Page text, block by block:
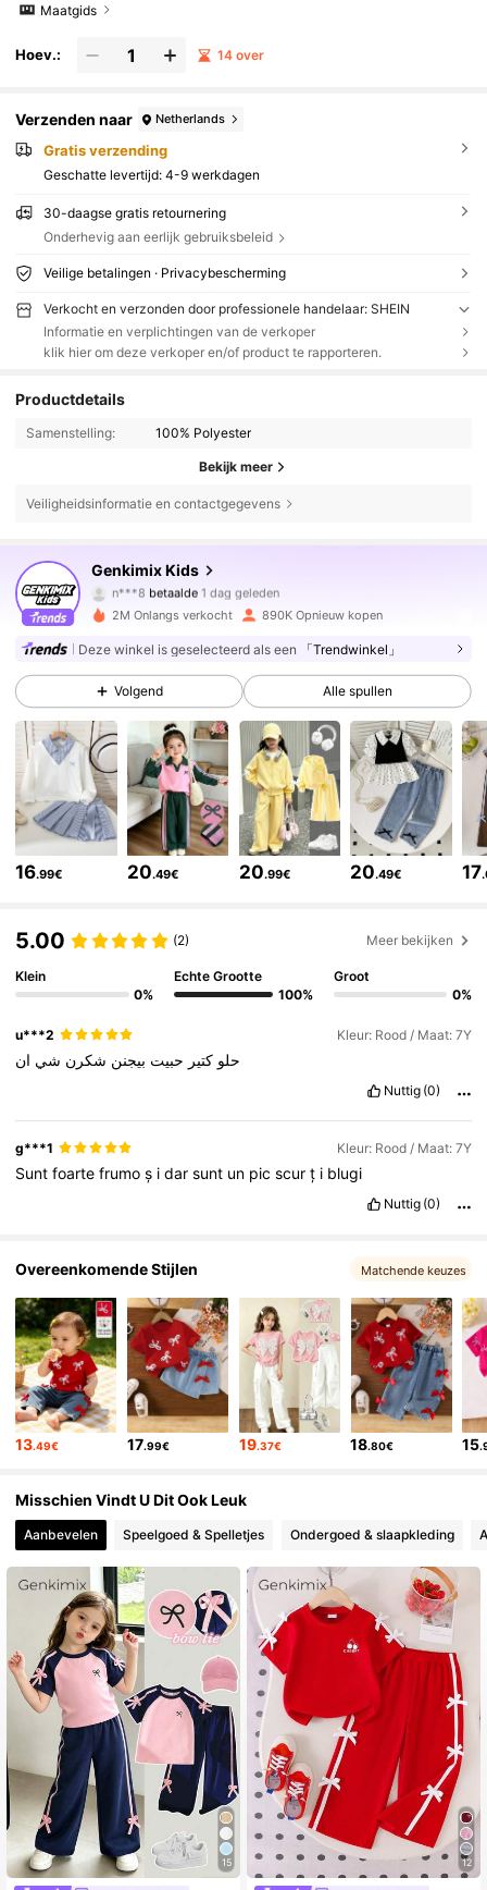
Maatgids
Hoev.: 14 over
Verzenden naar Netherlands
Gratis verzending
Geschatte levertijd: 4-9 werkdagen
30-daagse gratis retournering
Onderhevig aan eerlijk gebruiksbeleid
Veilige betalingen · Privacybescherming
Verkocht en verzonden door professionele handelaar: SHEIN
Informatie en verplichtingen van de verkoper
klik hier om deze verkoper en/of product te rapporteren.
Productdetails
Samenstelling: 100% Polyester
Bekijk meer
Veiligheidsinformatie en contactgegevens
Genkimix Kids
n***8betaalde 1 dag geleden
r***igevolgd5 uur geleden
4.88 310K Volgers
4.88 310K Volgers
4.88 310K Volgers
4.88 310K Volgers
4.88 310K Volgers
4.88
2M Onlangs verkocht 890K Opnieuw kopen
Deze winkel is geselecteerd als een 「Trendwinkel」
Volgend Alle spullen
16.99€ 20.49€ 20.99€ 20.49€ 17
5.00 (2) Meer bekijken
Klein
0%
Echte Grootte
100%
Groot
0%
u***2 Kleur: Rood / Maat: 7Y
حلو كتير حبيت بيجنن شكرن شي ان
Nuttig (0)
g***1 Kleur: Rood / Maat: 7Y
Suntfoartefrumoș idarsunt un picscurț i blugi
Nuttig (0)
Overeenkomende Stijlen Matchende keuzes
13.49€ 17.99€ 19.37€ 18.80€ 15
Misschien Vindt U Dit Ook Leuk
Aanbevelen Speelgoed & Spelletjes Ondergoed & slaapkleding
15 12